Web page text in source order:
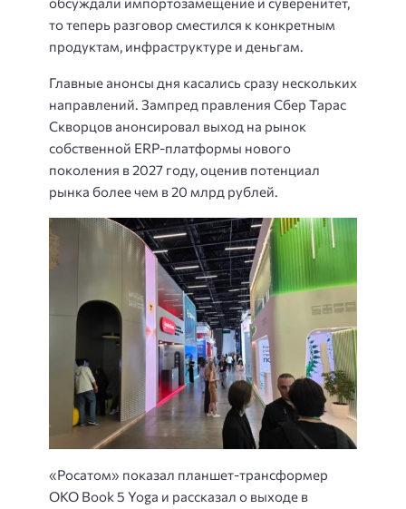
то теперь разговор сместился к конкретным
продуктам, инфраструктуре и деньгам.
Главные анонсы дня касались сразу нескольких
направлений. Зампред правления Сбер Тарас
Скворцов анонсировал выход на рынок
собственной ERP-платформы нового
поколения в 2027 году, оценив потенциал
рынка более чем в 20 млрд рублей.
«Росатом» показал планшет-трансформер
OKO Book 5 Yoga и рассказал о выходе в